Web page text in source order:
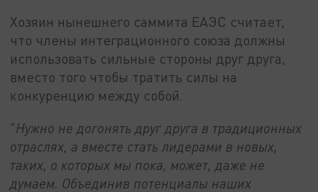
Хозяин нынешнего саммита ЕАЭС считает,
что члены интеграционного союза должны
использовать сильные стороны друг друга,
вместо того чтобы тратить силы на
конкуренцию между собой.
"Нужно не догонять друг друга в традиционных
отраслях, а вместе стать лидерами в новых,
таких, о которых мы пока, может, даже не
думаем. Объединив потенциалы наших